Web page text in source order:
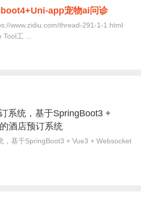
app宠物ai问诊
www.zidiu.com/thread-291-1-1.html
工 ...
系统，基于SpringBoot3 +
酒店预订系统
，基于SpringBoot3 + Vue3 + Websocket